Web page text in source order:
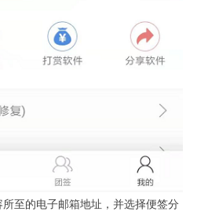
至的电子邮箱地址，并选择便签分